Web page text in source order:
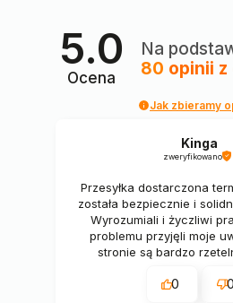
5.0
Ocena
Na
80 opinii z
Jak zbieramy
Kinga
zweryfikowano
Przesyłka dostarczona
została bezpiecznie i
Wyrozumiali i życzliwi
problemu przyjęli moje
stronie są bardzo
0 0